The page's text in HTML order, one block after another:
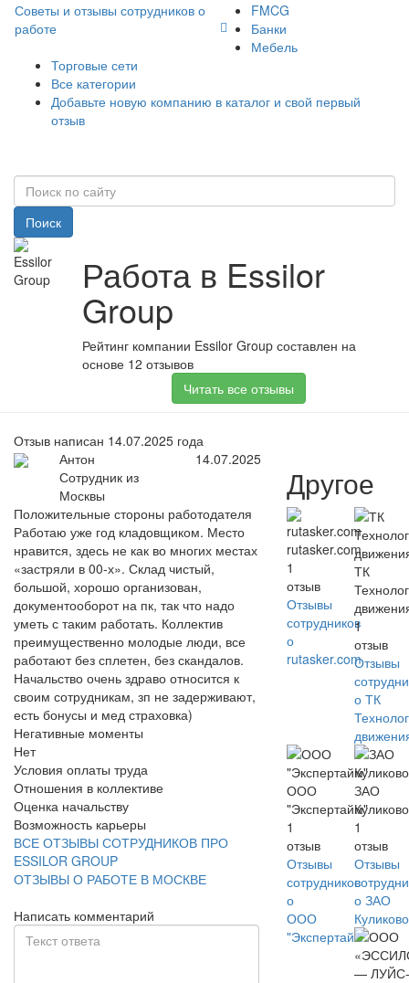
Советы и отзывы сотрудников о
работе
FMCG
Банки
Мебель
Торговые сети
Все категории
Добавьте новую компанию в каталог и свой первый
отзыв
Поиск
Работа в Essilor
Group
Рейтинг компании Essilor Group составлен на
основе 12 отзывов
Читать все отзывы
Отзыв написан 14.07.2025 года
Антон
Сотрудник из
Москвы
14.07.2025
Положительные стороны работодателя
Работаю уже год кладовщиком. Место
нравится, здесь не как во многих местах
«застряли в 00-х». Склад чистый,
большой, хорошо организован,
документооборот на пк, так что надо
уметь с таким работать. Коллектив
преимущественно молодые люди, все
работают без сплетен, без скандалов.
Начальство очень здраво относится к
своим сотрудникам, зп не задерживают,
есть бонусы и мед страховка)
Негативные моменты
Нет
Условия оплаты труда
Отношения в коллективе
Оценка начальству
Возможность карьеры
ВСЕ ОТЗЫВЫ СОТРУДНИКОВ ПРО
ESSILOR GROUP
ОТЗЫВЫ О РАБОТЕ В МОСКВЕ
Написать комментарий
Другое
rutasker.com
1
отзыв
Отзывы
сотрудников
о
rutasker.com
ТК
1
отзыв
Отзывы
о ТК
ООО
"Экспертайм"
1
отзыв
Отзывы
сотрудников
о
ООО
"Экспертайм"
ЗАО
1
отзыв
Отзывы
о ЗАО